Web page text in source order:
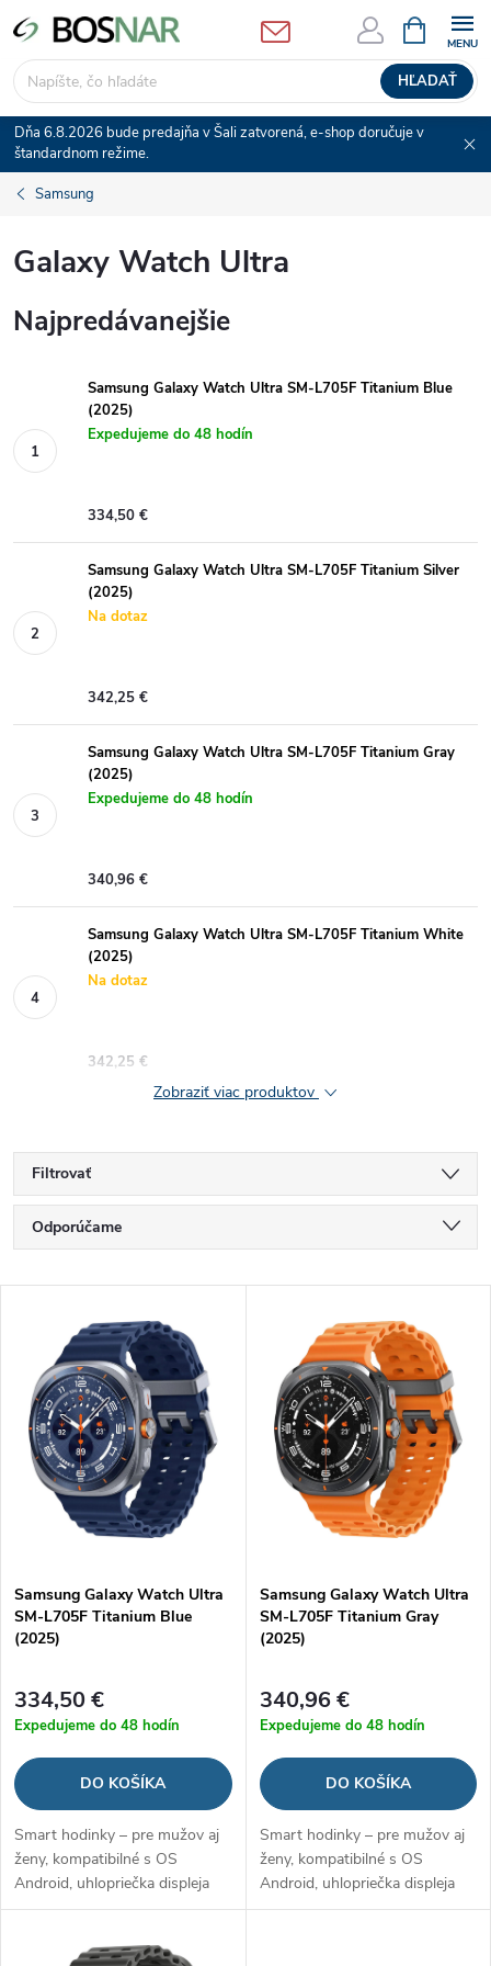
Prejsť
na
obsah
HĽADAŤ
KOŠÍK
Dňa 6.8.2026 bude predajňa v Šali zatvorená, e-shop doručuje v
štandardnom režime.
Samsung
Galaxy Watch Ultra
Najpredávanejšie
Samsung Galaxy Watch Ultra SM-L705F Titanium Blue
(2025)
Expedujeme do 48 hodín
334,50 €
Samsung Galaxy Watch Ultra SM-L705F Titanium Silver
(2025)
Na dotaz
342,25 €
Samsung Galaxy Watch Ultra SM-L705F Titanium Gray
(2025)
Expedujeme do 48 hodín
340,96 €
Samsung Galaxy Watch Ultra SM-L705F Titanium White
(2025)
Na dotaz
342,25 €
Zobraziť viac produktov
Filtrovať
R
a
e
n
p
o
d
u
k
Odporúčame
Najpredávanejšie
Abecedne
p
p
r
o
d
u
k
t
Samsung Galaxy Watch Ultra
SM-L705F Titanium Blue
(2025)
334,50 €
Expedujeme do 48 hodín
DO KOŠÍKA
Smart hodinky – pre mužov aj
ženy, kompatibilné s OS
Android, uhlopriečka displeja
1,47", NFC platby cez aplikáciu
GPS, WiFi, LTE, krokomer,
Samsung Galaxy Watch Ultra
SM-L705F Titanium Gray
(2025)
340,96 €
Expedujeme do 48 hodín
DO KOŠÍKA
Smart hodinky – pre mužov aj
ženy, kompatibilné s OS
Android, uhlopriečka displeja
1,47", NFC platby cez aplikáciu